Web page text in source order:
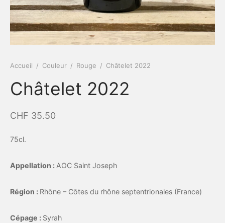
Accueil / Couleur / Rouge / Châtelet 2022
Châtelet 2022
CHF 35.50
75cl.
Appellation : AOC Saint Joseph
Région : Rhône – Côtes du rhône septentrionales (France)
Cépage : Syrah